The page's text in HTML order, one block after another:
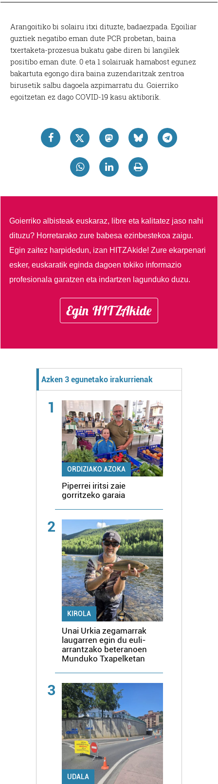
Arangoitiko bi solairu itxi dituzte, badaezpada. Egoiliar
guztiek negatibo eman dute PCR probetan, baina
txertaketa-prozesua bukatu gabe diren bi langilek
positibo eman dute. 0 eta 1 solairuak hamabost egunez
bakartuta egongo dira baina zuzendaritzak zentroa
birusetik salbu dagoela azpimarratu du. Goierriko
egoitzetan ez dago COVID-19 kasu aktiborik.
Goierriko albisteak euskaraz, libre eta kalitatez jaso nahi
dituzu? Horretarako zure babesa ezinbestekoa zaigu.
Egin zaitez harpidedun, izan HITZAkide!Zure ekarpenari
esker, euskaratik eginda dagoen tokiko informazio
profesionala garatzen eta indartzen lagunduko duzu.
Egin HITZAkide
Azken 3 egunetako irakurrienak
1
ORDIZIAKO AZOKA
Piperrei iritsi zaie
gorritzeko garaia
2
KIROLA
Unai Urkia zegamarrak
laugarren egin du euli-
arrantzako beteranoen
Munduko Txapelketan
3
UDALA